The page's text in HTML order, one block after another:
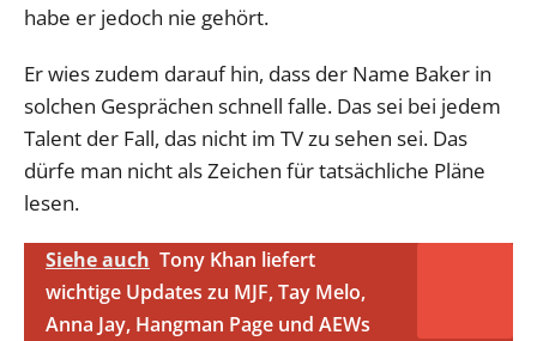
habe er jedoch nie gehört.
Er wies zudem darauf hin, dass der Name Baker in
solchen Gesprächen schnell falle. Das sei bei jedem
Talent der Fall, das nicht im TV zu sehen sei. Das
dürfe man nicht als Zeichen für tatsächliche Pläne
lesen.
Siehe auch Tony Khan liefert
wichtige Updates zu MJF, Tay Melo,
Anna Jay, Hangman Page und AEWs